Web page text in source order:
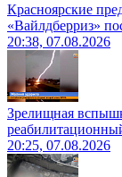
Красноярские
«Вайлдберриз»
20:38, 07.08.2026
Зрелищная
20:25, 07.08.2026